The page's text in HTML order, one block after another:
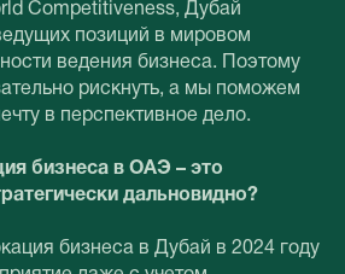
Competitiveness, Дубай
позиций в мировом
ведения бизнеса. Поэтому
рискнуть, а мы поможем
в перспективное дело.
бизнеса в ОАЭ – это
дальновидно?
бизнеса в Дубай в 2024 году